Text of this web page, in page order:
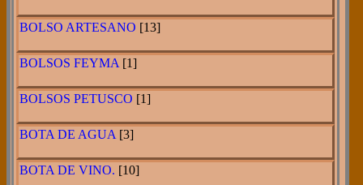
BOLSO ARTESANO [13]
BOLSOS FEYMA [1]
BOLSOS PETUSCO [1]
BOTA DE AGUA [3]
BOTA DE VINO. [10]